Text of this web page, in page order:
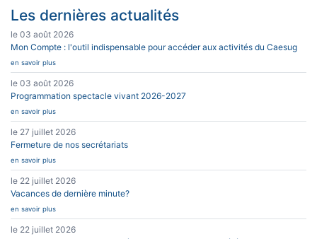
Les dernières actualités
le 03 août 2026
Mon Compte : l'outil indispensable pour accéder aux activités du Caesug
en savoir plus
le 03 août 2026
Programmation spectacle vivant 2026-2027
en savoir plus
le 27 juillet 2026
Fermeture de nos secrétariats
en savoir plus
le 22 juillet 2026
Vacances de dernière minute?
en savoir plus
le 22 juillet 2026